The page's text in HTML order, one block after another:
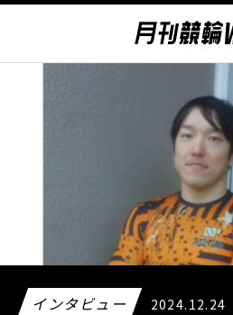
インタビュー 2024.12.24